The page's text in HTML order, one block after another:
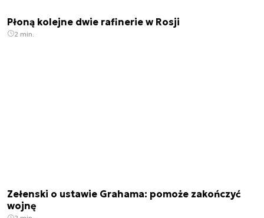
Płoną kolejne dwie rafinerie w Rosji
2 min.
Zełenski o ustawie Grahama: pomoże zakończyć
wojnę